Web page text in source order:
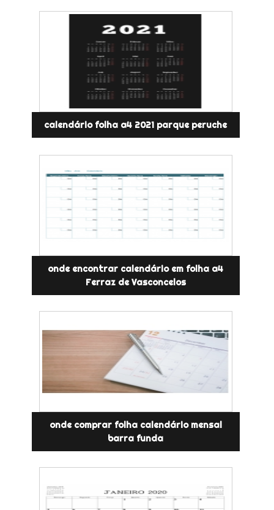
calendário folha a4 2021 parque peruche
onde encontrar calendário em folha a4
Ferraz de Vasconcelos
onde comprar folha calendário mensal
barra funda